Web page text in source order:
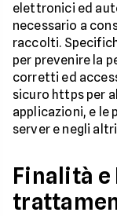
elettronici ed
necessario a
raccolti.
per prevenire la
corretti ed
sicuro https per
applicazioni, e le
server e negli
Finalità e